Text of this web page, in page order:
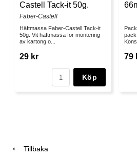
Castell Tack-it 50g.
Faber-Castell
Häftmassa Faber-Castell Tack-it
50g. Vit häftmassa för montering
av kartong o...
29 kr
Köp
79
Tillbaka